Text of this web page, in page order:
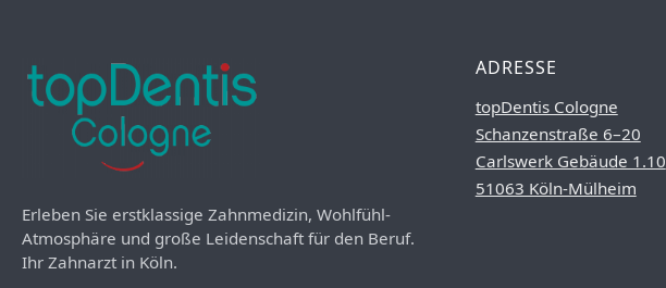
Erleben Sie erstklassige Zahnmedizin, Wohlfühl-
Atmosphäre und große Leidenschaft für den Beruf.
Ihr Zahnarzt in Köln.
ADRESSE
topDentis Cologne
Schanzenstraße 6–20
Carlswerk Gebäude 1.10
51063 Köln-Mülheim